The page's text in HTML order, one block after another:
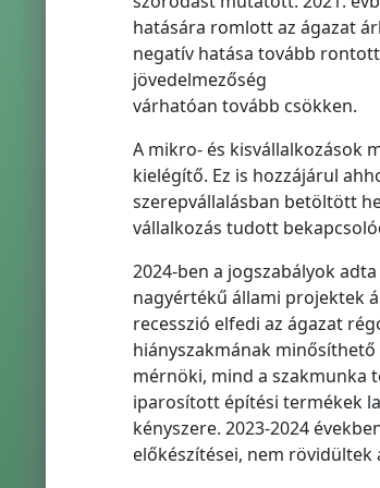
hatására romlott az ágazat
negatív hatása tovább
jövedelmezőség
várhatóan tovább csökken.
A mikro- és kisvállalkozások
kielégítő. Ez is hozzájárul
szerepvállalásban betöltött
vállalkozás tudott
2024-ben a jogszabályok
nagyértékű állami projektek
recesszió elfedi az ágazat
hiányszakmának
mérnöki, mind a szakmunka
iparosított építési termékek
kényszere. 2023-2024
előkészítései, nem rövidültek